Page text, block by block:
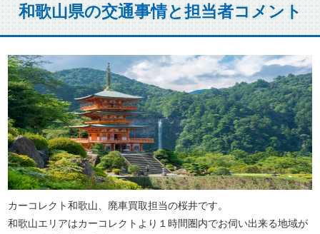
和歌山県の交通事情と担当者コメント
カーコレクト和歌山、廃車買取担当の桜井です。
和歌山エリアはカーコレクトより１時間圏内でお伺い出来る地域が